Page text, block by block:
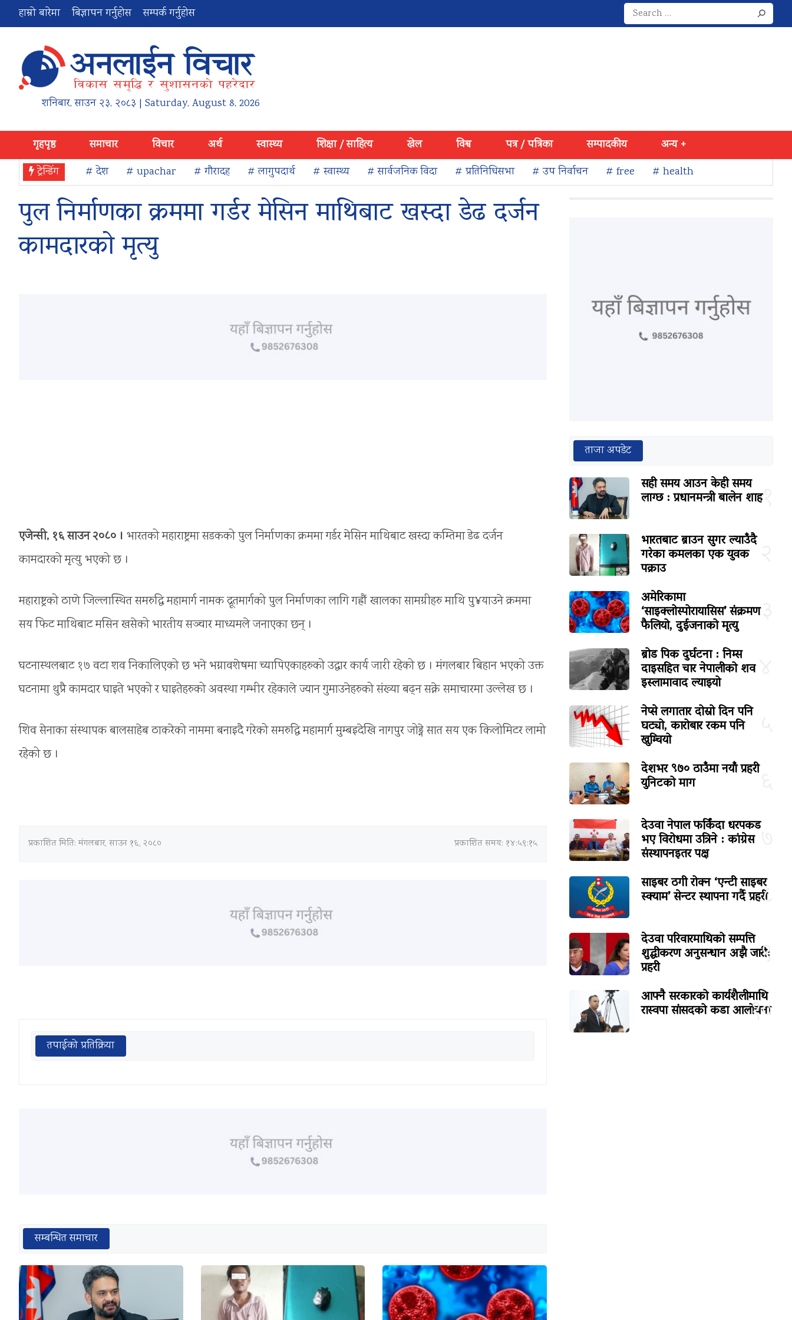
हाम्रो बारेमा बिज्ञापन गर्नुहोस सम्पर्क गर्नुहोस
Search
for:
शनिबार,साउन २३, २०८३ | Saturday, August 8, 2026
गृहपृष्ठ समाचार विचार अर्थ स्वास्थ्य शिक्षा / साहित्य खेल विश्व पत्र / पत्रिका सम्पादकीय
अन्य +
ट्रेन्डिंग
# देश # upachar # गौरादह # लागुपदार्थ # स्वास्थ्य # सार्वजनिक विदा # प्रतिनिधिसभा # उप निर्वाचन # free # health
पुल निर्माणका क्रममा गर्डर मेसिन माथिबाट खस्दा डेढ दर्जन
कामदारको मृत्यु
एजेन्सी, १६ साउन २०८० । भारतको महाराष्ट्रमा सडकको पुल निर्माणका क्रममा गर्डर मेसिन माथिबाट खस्दा कम्तिमा डेढ दर्जन
कामदारको मृत्यु भएको छ ।
महाराष्ट्रको ठाणे जिल्लास्थित समरुद्धि महामार्ग नामक द्रूतमार्गको पुल निर्माणका लागि गह्रौं खालका सामग्रीहरु माथि पु¥याउने क्रममा
सय फिट माथिबाट मसिन खसेको भारतीय सञ्चार माध्यमले जनाएका छन् ।
घटनास्थलबाट १७ वटा शव निकालिएको छ भने भग्नावशेषमा च्यापिएकाहरुको उद्धार कार्य जारी रहेको छ । मंगलबार बिहान भएको उक्त
घटनामा थुप्रै कामदार घाइते भएको र घाइतेहरुको अवस्था गम्भीर रहेकाले ज्यान गुमाउनेहरुको संख्या बढ्न सक्ने समाचारमा उल्लेख छ ।
शिव सेनाका संस्थापक बालसाहेब ठाकरेको नाममा बनाइदै गरेको समरुद्धि महामार्ग मुम्बइदेखि नागपुर जोड्ने सात सय एक किलोमिटर लामो
रहेको छ ।
प्रकाशित मिति:मंगलबार, साउन १६, २०८० प्रकाशित समय: १४:५९:१५
तपाईको प्रतिक्रिया
सम्बन्धित समाचार
ताजा अपडेट
१
सही समय आउन केही समय
लाग्छ : प्रधानमन्त्री बालेन शाह
भारतबाट ब्राउन सुगर ल्याउँदै
गरेका कमलका एक युवक
पक्राउ
३
अमेरिकामा
‘साइक्लोस्पोरायासिस’ संक्रमण
फैलियो, दुईजनाको मृत्यु
ब्रोड पिक दुर्घटना : निम्स
दाइसहित चार नेपालीको शव
इस्लामावाद ल्याइयो
नेप्से लगातार दोस्रो दिन पनि
घट्यो, कारोबार रकम पनि
खुम्चियो
देशभर ९७० ठाउँमा नयाँ प्रहरी
युनिटको माग
७
देउवा नेपाल फर्किंदा धरपकड
भए विरोधमा उत्रिने : कांग्रेस
संस्थापनइतर पक्ष
८
साइबर ठगी रोक्न ‘एन्टी साइबर
स्क्याम’ सेन्टर स्थापना गर्दै प्रहरी
९
देउवा परिवारमाथिको सम्पत्ति
शुद्धीकरण अनुसन्धान अझै जारी:
प्रहरी
१०
आफ्नै सरकारको कार्यशैलीमाथि
रास्वपा सांसदको कडा आलोचना